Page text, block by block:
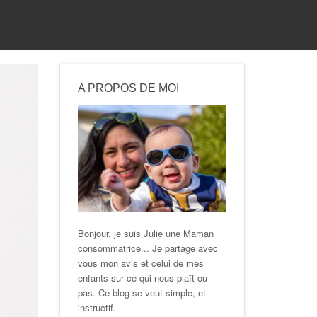
A PROPOS DE MOI
Bonjour, je suis Julie une Maman
consommatrice... Je partage avec
vous mon avis et celui de mes
enfants sur ce qui nous plaît ou
pas. Ce blog se veut simple, et
instructif.